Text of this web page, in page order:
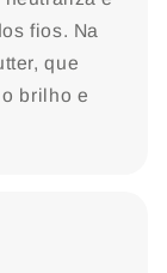
fios. Na
que
brilho e